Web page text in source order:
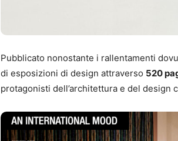
Pubblicato nonostante i rallentamenti
di esposizioni di design attraverso 520
protagonisti dell’architettura e del design